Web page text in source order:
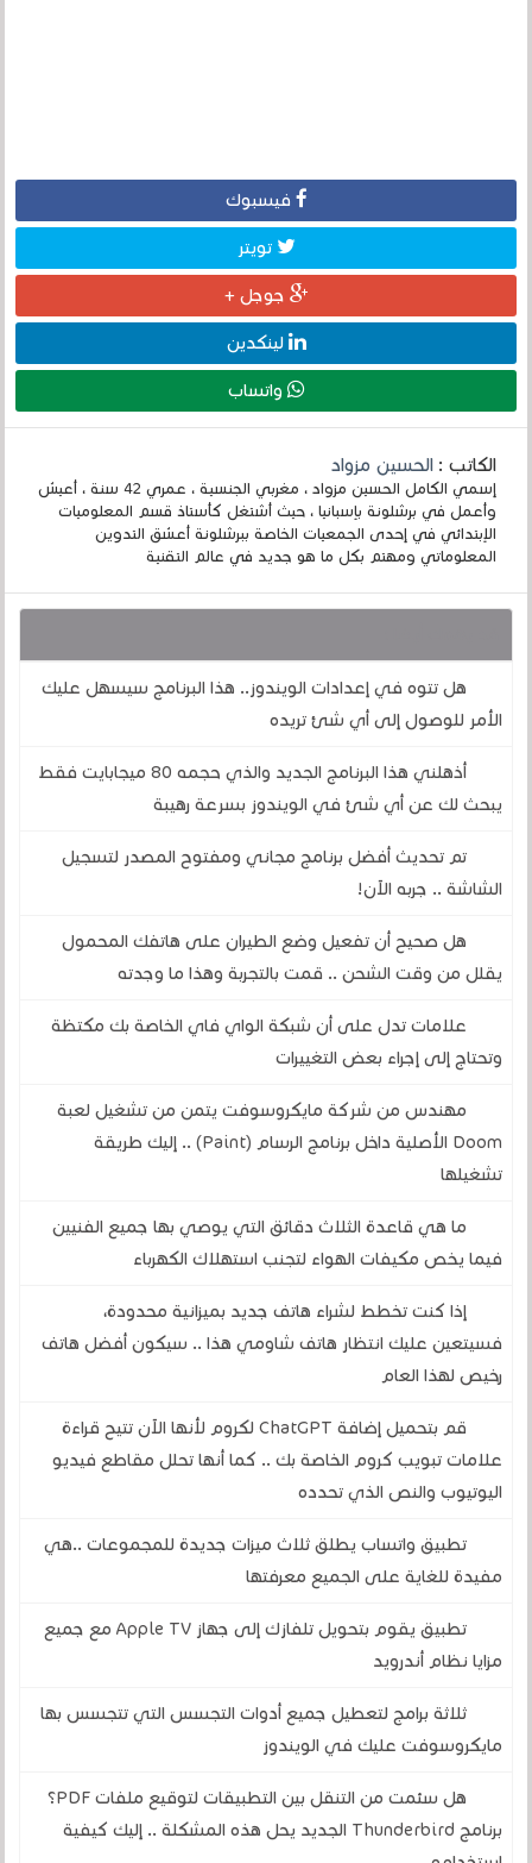
فيسبوك
تويتر
جوجل +
لينكدين
واتساب
الكاتب :الحسين مزواد
إسمي الكامل الحسين مزواد ، مغربي الجنسية ، عمري 42 سنة ، أعيش
وأعمل في برشلونة بإسبانيا ، حيث أشتغل كأستاذ قسم المعلوميات
الإبتدائي في إحدى الجمعيات الخاصة ببرشلونة أعشق التدوين
المعلوماتي ومهتم بكل ما هو جديد في عالم التقنية
هل تتوه في إعدادات الويندوز.. هذا البرنامج سيسهل عليك
الأمر للوصول إلى أي شئ تريده
أذهلني هذا البرنامج الجديد والذي حجمه 80 ميجابايت فقط
يبحث لك عن أي شئ في الويندوز بسرعة رهيبة
تم تحديث أفضل برنامج مجاني ومفتوح المصدر لتسجيل
الشاشة .. جربه الآن!
هل صحيح أن تفعيل وضع الطيران على هاتفك المحمول
يقلل من وقت الشحن .. قمت بالتجربة وهذا ما وجدته
علامات تدل على أن شبكة الواي فاي الخاصة بك مكتظة
وتحتاج إلى إجراء بعض التغييرات
مهندس من شركة مايكروسوفت يتمن من تشغيل لعبة
Doom الأصلية داخل برنامج الرسام (Paint) .. إليك طريقة
تشغيلها
ما هي قاعدة الثلاث دقائق التي يوصي بها جميع الفنيين
فيما يخص مكيفات الهواء لتجنب استهلاك الكهرباء
إذا كنت تخطط لشراء هاتف جديد بميزانية محدودة،
فسيتعين عليك انتظار هاتف شاومي هذا .. سيكون أفضل هاتف
رخيص لهذا العام
قم بتحميل إضافة ChatGPT لكروم لأنها الآن تتيح قراءة
علامات تبويب كروم الخاصة بك .. كما أنها تحلل مقاطع فيديو
اليوتيوب والنص الذي تحدده
تطبيق واتساب يطلق ثلاث ميزات جديدة للمجموعات ..هي
مفيدة للغاية على الجميع معرفتها
تطبيق يقوم بتحويل تلفازك إلى جهاز Apple TV مع جميع
مزايا نظام أندرويد
ثلاثة برامج لتعطيل جميع أدوات التجسس التي تتجسس بها
مايكروسوفت عليك في الويندوز
هل سئمت من التنقل بين التطبيقات لتوقيع ملفات PDF؟
برنامج Thunderbird الجديد يحل هذه المشكلة .. إليك كيفية